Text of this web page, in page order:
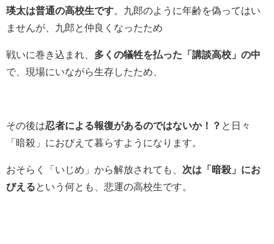
瑛太は普通の高校生です 。九郎のように年齢を偽ってはい
ませんが、九郎と仲良くなったため
戦いに巻き込まれ、 多くの犠牲を払った「講談高校」の中
で、現場にいながら生存したため、
その後は忍者による報復があるのではないか！？ と日々
「暗殺」におびえて暮らすようになります。
おそらく「いじめ」から解放されても、 次は「暗殺」にお
びえる という何とも、悲運の高校生です。